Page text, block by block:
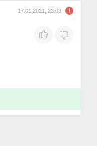
17.01.2021, 23:03